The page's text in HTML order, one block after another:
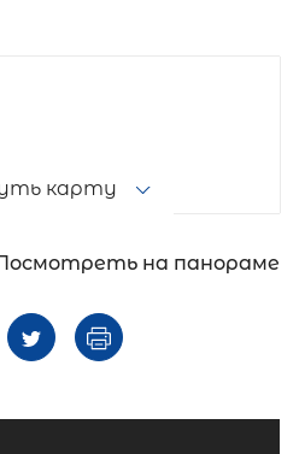
карту
на панораме